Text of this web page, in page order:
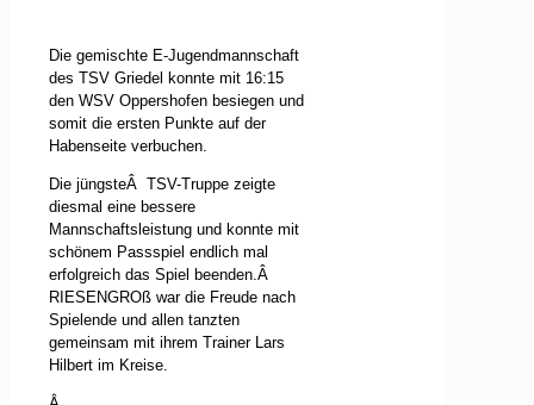
Die gemischte E-Jugendmannschaft
des TSV Griedel konnte mit 16:15
den WSV Oppershofen besiegen und
somit die ersten Punkte auf der
Habenseite verbuchen.
Die jüngsteÂ TSV-Truppe zeigte
diesmal eine bessere
Mannschaftsleistung und konnte mit
schönem Passspiel endlich mal
erfolgreich das Spiel beenden.Â
RIESENGROß war die Freude nach
Spielende und allen tanzten
gemeinsam mit ihrem Trainer Lars
Hilbert im Kreise.